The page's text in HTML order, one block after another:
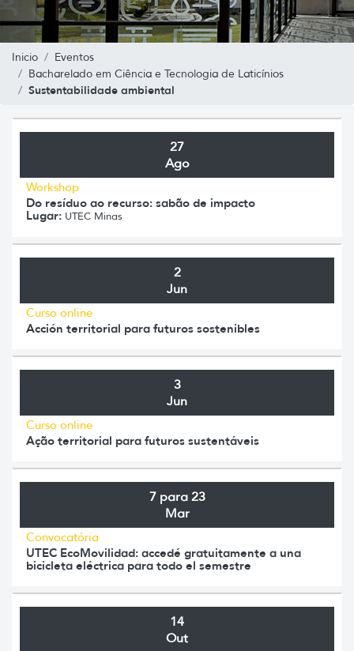
Inicio
Eventos
Bacharelado em Ciência e Tecnologia de Laticínios
Sustentabilidade ambiental
27
Ago
Workshop
Do resíduo ao recurso: sabão de impacto
Lugar: UTEC Minas
2
Jun
Curso online
Acción territorial para futuros sostenibles
3
Jun
Curso online
Ação territorial para futuros sustentáveis
7 para 23
Mar
Convocatória
UTEC EcoMovilidad: accedé gratuitamente a una
bicicleta eléctrica para todo el semestre
14
Out